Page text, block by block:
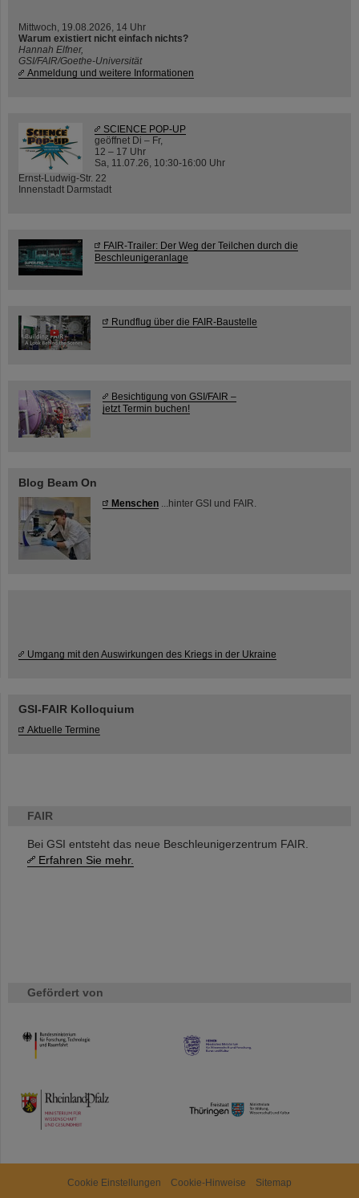
FAIR
Bei GSI entsteht das neue Beschleunigerzentrum FAIR.
Erfahren Sie mehr.
Gefördert von
HMWK
TMWWDG
Mittwoch, 19.08.2026, 14 Uhr
Warum existiert nicht einfach nichts?
Hannah Elfner,
GSI/FAIR/Goethe-Universität
Anmeldung und weitere Informationen
SCIENCE POP-UP
geöffnet Di – Fr,
12 – 17 Uhr
Sa, 11.07.26, 10:30-16:00 Uhr
Ernst-Ludwig-Str. 22
Innenstadt Darmstadt
FAIR-Trailer: Der Weg der Teilchen durch die
Beschleunigeranlage
Rundflug über die FAIR-Baustelle
Besichtigung von GSI/FAIR –
jetzt Termin buchen!
Blog Beam On
Menschen ...hinter GSI und FAIR.
Umgang mit den Auswirkungen des Kriegs in der Ukraine
GSI-FAIR Kolloquium
Aktuelle Termine
Cookie Einstellungen Cookie-Hinweise Sitemap